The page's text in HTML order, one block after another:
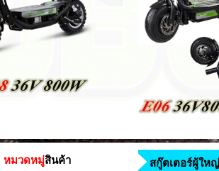
หมวดหมู่สินค้า
สกู๊ตเตอร์ผู้ให